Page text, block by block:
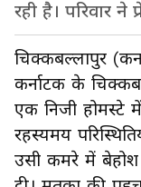
रही है। परिवार ने
चिक्कबल्लापुर
कर्नाटक के
एक निजी होमस्टे
रहस्यमय
उसी कमरे में बेहोश